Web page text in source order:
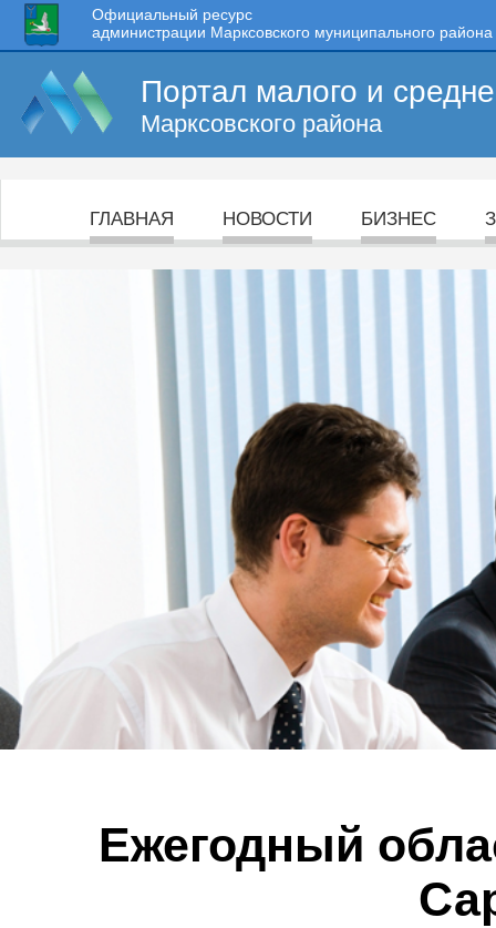
Официальный ресурс
администрации Марксовского муниципального района
Портал малого и
Марксовского района
ГЛАВНАЯ НОВОСТИ БИЗНЕС
Ежегодный